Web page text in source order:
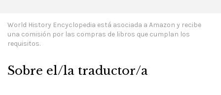
World History Encyclopedia está asociada a Amazon y recibe
una comisión por las compras de libros que cumplan los
requisitos.
Sobre el/la traductor/a